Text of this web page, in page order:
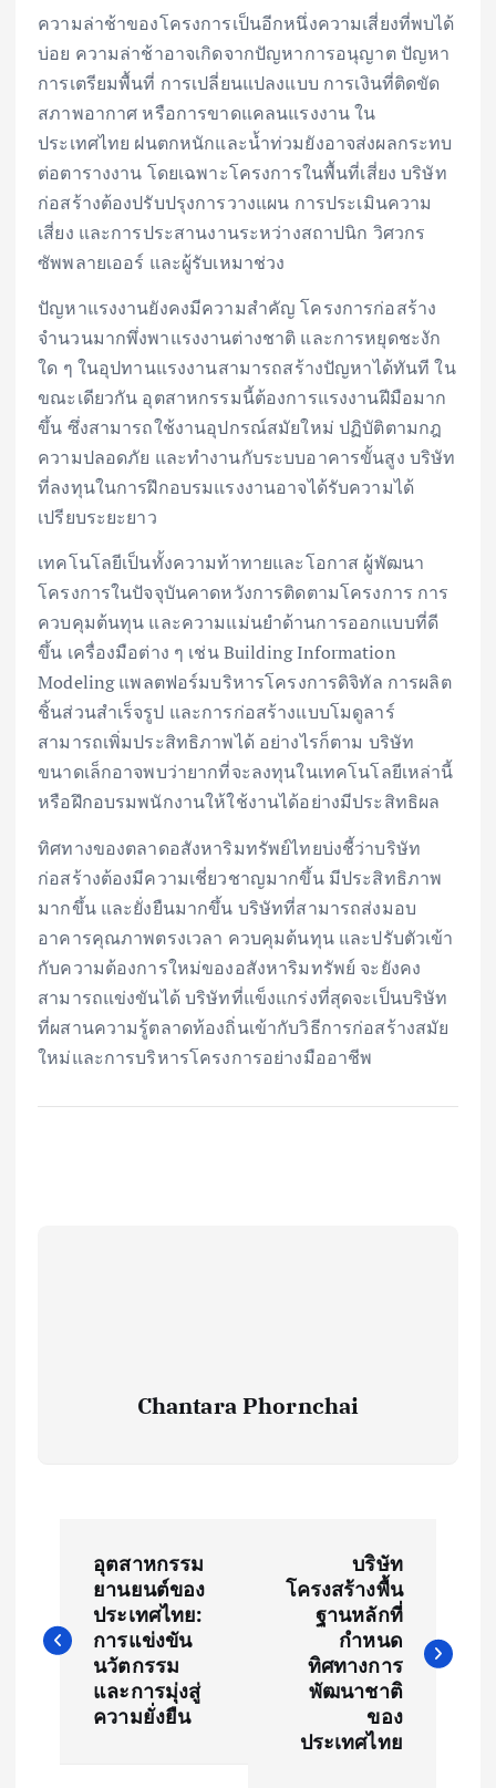
ความล่าช้าของโครงการเป็นอีกหนึ่งความเสี่ยงที่พบได้
บ่อย ความล่าช้าอาจเกิดจากปัญหาการอนุญาต ปัญหา
การเตรียมพื้นที่ การเปลี่ยนแปลงแบบ การเงินที่ติดขัด
สภาพอากาศ หรือการขาดแคลนแรงงาน ใน
ประเทศไทย ฝนตกหนักและน้ำท่วมยังอาจส่งผลกระทบ
ต่อตารางงาน โดยเฉพาะโครงการในพื้นที่เสี่ยง บริษัท
ก่อสร้างต้องปรับปรุงการวางแผน การประเมินความ
เสี่ยง และการประสานงานระหว่างสถาปนิก วิศวกร
ซัพพลายเออร์ และผู้รับเหมาช่วง
ปัญหาแรงงานยังคงมีความสำคัญ โครงการก่อสร้าง
จำนวนมากพึ่งพาแรงงานต่างชาติ และการหยุดชะงัก
ใด ๆ ในอุปทานแรงงานสามารถสร้างปัญหาได้ทันที ใน
ขณะเดียวกัน อุตสาหกรรมนี้ต้องการแรงงานฝีมือมาก
ขึ้น ซึ่งสามารถใช้งานอุปกรณ์สมัยใหม่ ปฏิบัติตามกฎ
ความปลอดภัย และทำงานกับระบบอาคารขั้นสูง บริษัท
ที่ลงทุนในการฝึกอบรมแรงงานอาจได้รับความได้
เปรียบระยะยาว
เทคโนโลยีเป็นทั้งความท้าทายและโอกาส ผู้พัฒนา
โครงการในปัจจุบันคาดหวังการติดตามโครงการ การ
ควบคุมต้นทุน และความแม่นยำด้านการออกแบบที่ดี
ขึ้น เครื่องมือต่าง ๆ เช่น Building Information
Modeling แพลตฟอร์มบริหารโครงการดิจิทัล การผลิต
ชิ้นส่วนสำเร็จรูป และการก่อสร้างแบบโมดูลาร์
สามารถเพิ่มประสิทธิภาพได้ อย่างไรก็ตาม บริษัท
ขนาดเล็กอาจพบว่ายากที่จะลงทุนในเทคโนโลยีเหล่านี้
หรือฝึกอบรมพนักงานให้ใช้งานได้อย่างมีประสิทธิผล
ทิศทางของตลาดอสังหาริมทรัพย์ไทยบ่งชี้ว่าบริษัท
ก่อสร้างต้องมีความเชี่ยวชาญมากขึ้น มีประสิทธิภาพ
มากขึ้น และยั่งยืนมากขึ้น บริษัทที่สามารถส่งมอบ
อาคารคุณภาพตรงเวลา ควบคุมต้นทุน และปรับตัวเข้า
กับความต้องการใหม่ของอสังหาริมทรัพย์ จะยังคง
สามารถแข่งขันได้ บริษัทที่แข็งแกร่งที่สุดจะเป็นบริษัท
ที่ผสานความรู้ตลาดท้องถิ่นเข้ากับวิธีการก่อสร้างสมัย
ใหม่และการบริหารโครงการอย่างมืออาชีพ
Chantara Phornchai
s
อุตสาหกรรม
ยานยนต์ของ
ประเทศไทย:
การแข่งขัน
นวัตกรรม
และการมุ่งสู่
ความยั่งยืน
บริษัท
โครงสร้างพื้น
ฐานหลักที่
กำหนด
ทิศทางการ
พัฒนาชาติ
ของ
ประเทศไทย